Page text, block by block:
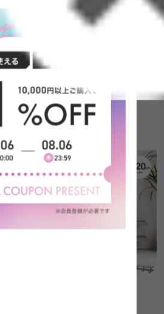
【幅120cm】Cammy レンジラック
送料無料
クーポン利用で
¥16,999→¥15,129
ンネ